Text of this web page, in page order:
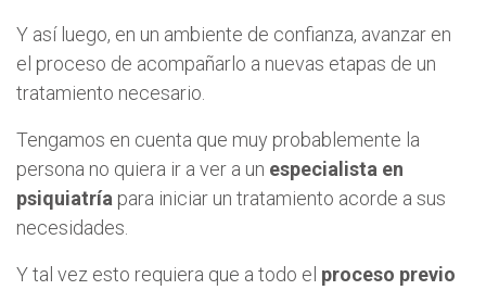
Y así luego, en un ambiente de confianza, avanzar en
el proceso de acompañarlo a nuevas etapas de un
tratamiento necesario.
Tengamos en cuenta que muy probablemente la
persona no quiera ir a ver a un especialista en
psiquiatría para iniciar un tratamiento acorde a sus
necesidades.
Y tal vez esto requiera que a todo el proceso previo